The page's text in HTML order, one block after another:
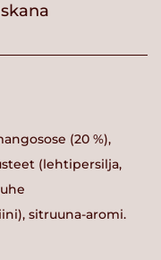
(20 %),
(lehtipersilja,
sitruuna-aromi.